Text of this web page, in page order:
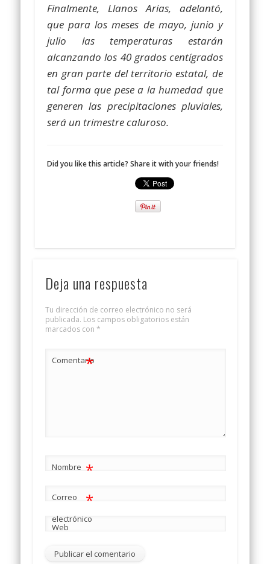
Finalmente, Llanos Arias, adelantó,
que para los meses de mayo, junio y
julio las temperaturas estarán
alcanzando los 40 grados centígrados
en gran parte del territorio estatal, de
tal forma que pese a la humedad que
generen las precipitaciones pluviales,
será un trimestre caluroso.
Did you like this article? Share it with your friends!
Deja una respuesta
Tu dirección de correo electrónico no será
publicada. Los campos obligatorios están
marcados con *
Comentario
*
Nombre *
Correo
electrónico
*
Web